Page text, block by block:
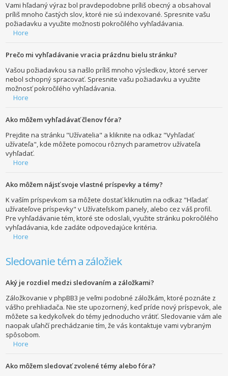
Vami hľadaný výraz bol pravdepodobne príliš obecný a obsahoval
príliš mnoho častých slov, ktoré nie sú indexované. Spresnite vašu
požiadavku a využite možnosti pokročilého vyhľadávania.
Hore
Prečo mi vyhľadávanie vracia prázdnu bielu stránku?
Vašou požiadavkou sa našlo príliš mnoho výsledkov, ktoré server
nebol schopný spracovať. Spresnite vašu požiadavku a využite
možnosť pokročilého vyhľadávania.
Hore
Ako môžem vyhľadávať členov fóra?
Prejdite na stránku "Užívatelia" a kliknite na odkaz "Vyhľadať
užívateľa", kde môžete pomocou rôznych parametrov užívateľa
vyhľadať.
Hore
Ako môžem nájsť svoje vlastné príspevky a témy?
K vaším príspevkom sa môžete dostať kliknutím na odkaz "Hľadať
užívateľove príspevky" v Užívateľskom panely, alebo cez váš profil.
Pre vyhľadávanie tém, ktoré ste odoslali, využite stránku pokročilého
vyhľadávania, kde zadáte odpovedajúce kritéria.
Hore
Sledovanie tém a záložiek
Aký je rozdiel medzi sledovaním a záložkami?
Záložkovanie v phpBB3 je veľmi podobné záložkám, ktoré poznáte z
vášho prehliadača. Nie ste upozornený, keď príde nový príspevok, ale
môžete sa kedykoľvek do témy jednoducho vrátiť. Sledovanie vám ale
naopak uľahčí prechádzanie tím, že vás kontaktuje vami vybraným
spôsobom.
Hore
Ako môžem sledovať zvolené témy alebo fóra?